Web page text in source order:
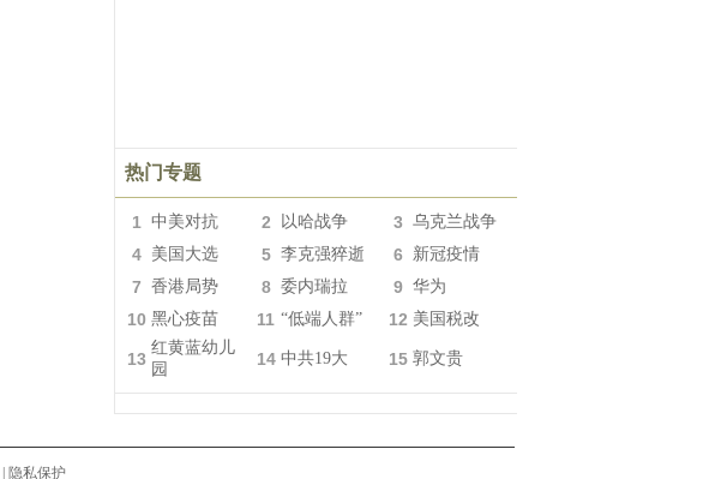
热门专题
1 中美对抗 2 以哈战争 3 乌克兰战争
4 美国大选 5 李克强猝逝 6 新冠疫情
7 香港局势 8 委内瑞拉 9 华为
10 黑心疫苗 11 “低端人群” 12 美国税改
13
红黄蓝幼儿
园
14 中共19大 15 郭文贵
隐私保护